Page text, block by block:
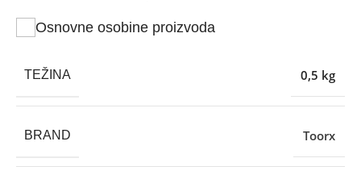
Osnovne osobine proizvoda
TEŽINA 0,5 kg
BRAND Toorx